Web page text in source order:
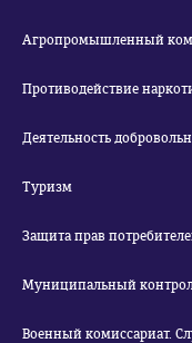
Агропромышленный
Противодействие
Деятельность
Туризм
Защита прав
Муниципальный
Военный комиссариат.